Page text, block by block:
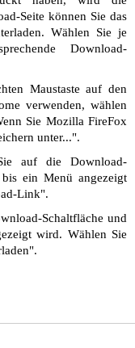
Seite können Sie das
Wählen Sie je
Download-
Maustaste auf den
verwenden, wählen
Sie Mozilla FireFox
unter...".
auf die Download-
ein Menü angezeigt
Link".
Schaltfläche und
wird. Wählen Sie